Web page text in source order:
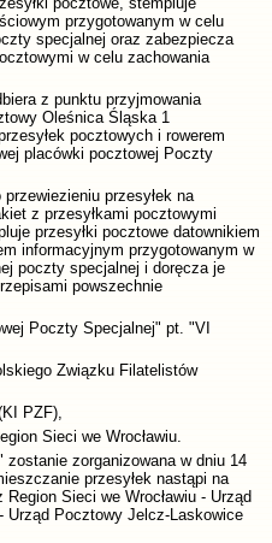
przygotowanym w celu
specjalnej oraz zabezpiecza
w celu zachowania
z punktu przyjmowania
Oleśnica Śląska 1
pocztowych i rowerem
placówki pocztowej Poczty
przesyłek na
z przesyłkami pocztowymi
przesyłki pocztowe datownikiem
informacyjnym przygotowanym w
poczty specjalnej i doręcza je
powszechnie
Poczty Specjalnej" pt. "VI
Związku Filatelistów
PZF),
Sieci we Wrocławiu.
zorganizowana w dniu 14
przesyłek nastąpi na
Sieci we Wrocławiu - Urząd
Urząd Pocztowy Jelcz-Laskowice